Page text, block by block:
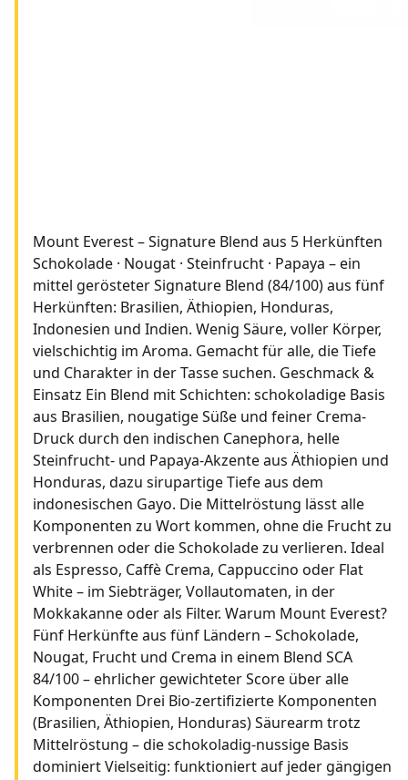
Mount Everest – Signature Blend aus 5 Herkünften
Schokolade · Nougat · Steinfrucht · Papaya – ein
mittel gerösteter Signature Blend (84/100) aus fünf
Herkünften: Brasilien, Äthiopien, Honduras,
Indonesien und Indien. Wenig Säure, voller Körper,
vielschichtig im Aroma. Gemacht für alle, die Tiefe
und Charakter in der Tasse suchen. Geschmack &
Einsatz Ein Blend mit Schichten: schokoladige Basis
aus Brasilien, nougatige Süße und feiner Crema-
Druck durch den indischen Canephora, helle
Steinfrucht- und Papaya-Akzente aus Äthiopien und
Honduras, dazu sirupartige Tiefe aus dem
indonesischen Gayo. Die Mittelröstung lässt alle
Komponenten zu Wort kommen, ohne die Frucht zu
verbrennen oder die Schokolade zu verlieren. Ideal
als Espresso, Caffè Crema, Cappuccino oder Flat
White – im Siebträger, Vollautomaten, in der
Mokkakanne oder als Filter. Warum Mount Everest?
Fünf Herkünfte aus fünf Ländern – Schokolade,
Nougat, Frucht und Crema in einem Blend SCA
84/100 – ehrlicher gewichteter Score über alle
Komponenten Drei Bio-zertifizierte Komponenten
(Brasilien, Äthiopien, Honduras) Säurearm trotz
Mittelröstung – die schokoladig-nussige Basis
dominiert Vielseitig: funktioniert auf jeder gängigen